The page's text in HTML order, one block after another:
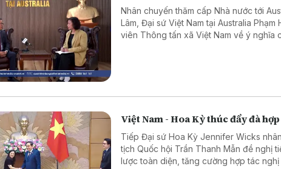
Nhân chuyến thăm cấp Nhà nước tới
Lâm, Đại sứ Việt Nam tại Australia
viên Thông tấn xã Việt Nam về ý nghĩa
Việt Nam - Hoa Kỳ thúc đẩy đà
Tiếp Đại sứ Hoa Kỳ Jennifer Wicks
tịch Quốc hội Trần Thanh Mẫn đề nghị
lược toàn diện, tăng cường hợp tác